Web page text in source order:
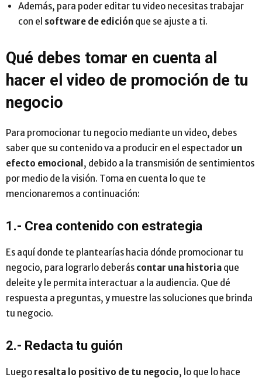
Además, para poder editar tu video necesitas trabajar
con el software de edición que se ajuste a ti.
Qué debes tomar en cuenta al
hacer el video de promoción de tu
negocio
Para promocionar tu negocio mediante un video, debes
saber que su contenido va a producir en el espectador un
efecto emocional , debido a la transmisión de sentimientos
por medio de la visión. Toma en cuenta lo que te
mencionaremos a continuación:
1.- Crea contenido con estrategia
Es aquí donde te plantearías hacia dónde promocionar tu
negocio, para lograrlo deberás contar una historia que
deleite y le permita interactuar a la audiencia. Que dé
respuesta a preguntas, y muestre las soluciones que brinda
tu negocio.
2.- Redacta tu guión
Luego resalta lo positivo de tu negocio, lo que lo hace